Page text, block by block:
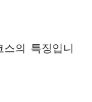
의 특징입니